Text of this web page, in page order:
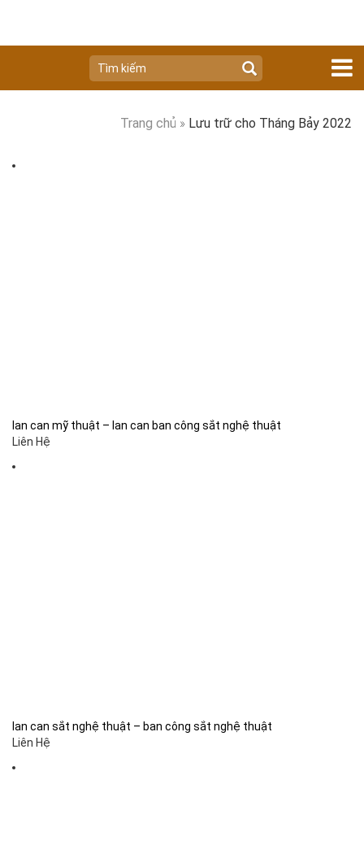
Trang chủ » Lưu trữ cho Tháng Bảy 2022
lan can mỹ thuật – lan can ban công sắt nghệ thuật
Liên Hệ
lan can sắt nghệ thuật – ban công sắt nghệ thuật
Liên Hệ